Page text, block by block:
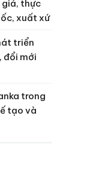
giả, thực
xuất xứ
triển
đổi mới
trong
tạo và